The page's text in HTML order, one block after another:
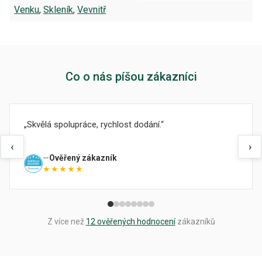
Venku, Skleník, Vevnitř
Co o nás píšou zákazníci
‹
Skvělá spolupráce, rychlost dodání.
Ověřený zákazník
★★★★★
›
Z více než 12 ověřených hodnocenízákazníků